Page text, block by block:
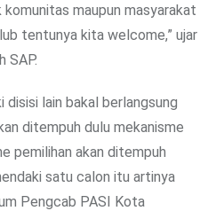
maupun masyarakat
tentunya kita welcome,” ujar
SAP.
lain bakal berlangsung
ditempuh dulu mekanisme
pemilihan akan ditempuh
satu calon itu artinya
Pengcab PASI Kota